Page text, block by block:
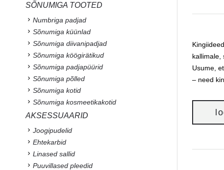
kallimale,
Usume,
– need
SÕNUMIGA TOOTED
Numbriga padjad
Sõnumiga küünlad
Sõnumiga diivanipadjad
Sõnumiga köögirätikud
Sõnumiga padjapüürid
Sõnumiga põlled
Sõnumiga kotid
Sõnumiga kosmeetikakotid
AKSESSUAARID
Joogipudelid
Ehtekarbid
Linased sallid
Puuvillased pleedid